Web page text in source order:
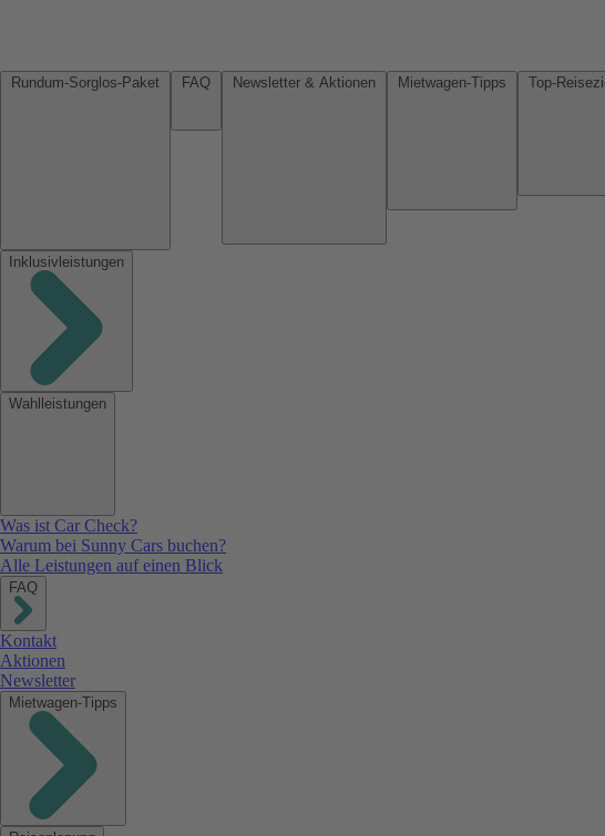
Inklusivleistungen
Wahlleistungen
Was ist Car Check?
Warum bei Sunny Cars buchen?
Alle Leistungen auf einen Blick
FAQ
Kontakt
Aktionen
Newsletter
Mietwagen-Tipps